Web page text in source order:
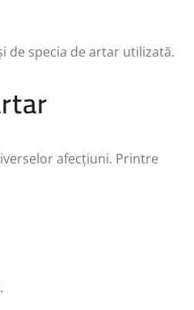
de specia de artar utilizată.
afecțiuni. Printre